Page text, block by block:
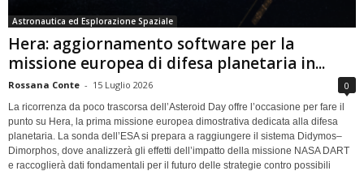
Astronautica ed Esplorazione Spaziale
Hera: aggiornamento software per la
missione europea di difesa planetaria in...
Rossana Conte - 15 Luglio 2026 0
La ricorrenza da poco trascorsa dell’Asteroid Day offre l’occasione per fare il
punto su Hera, la prima missione europea dimostrativa dedicata alla difesa
planetaria. La sonda dell’ESA si prepara a raggiungere il sistema Didymos–
Dimorphos, dove analizzerà gli effetti dell’impatto della missione NASA DART
e raccoglierà dati fondamentali per il futuro delle strategie contro possibili